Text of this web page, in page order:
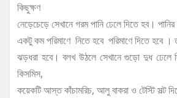
কিছুক্ষণ
নেড়েচেড়ে সেখানে গরম পানি ঢেলে দিতে হব। পানির
একটু কম পরিমাণে নিতে হবে পরিমাণে দিতে হবে ।
ঝড়ধরা হবে। বলখ উঠলে সেখানে গুড়ো দুধ ঢেলে
কিসমিস,
কয়েকটি আস্ত কাঁচামরিচ, আলু বাকরা ও টেস্টি সল্ট